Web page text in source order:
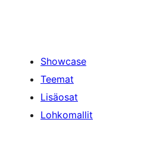
Showcase
Teemat
Lisäosat
Lohkomallit